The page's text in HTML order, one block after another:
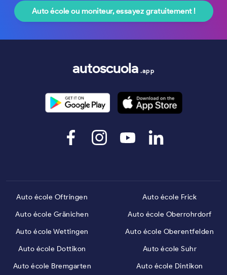
Auto école ou moniteur, essayez gratuitement !
autoscuola .app
Auto école Oftringen
Auto école Gränichen
Auto école Wettingen
Auto école Dottikon
Auto école Bremgarten
Auto école Frick
Auto école Oberrohrdorf
Auto école Oberentfelden
Auto école Suhr
Auto école Dintikon